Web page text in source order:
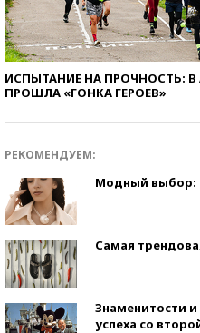
ИСПЫТАНИЕ НА ПРОЧНОСТЬ: В
ПРОШЛА «ГОНКА ГЕРОЕВ»
РЕКОМЕНДУЕМ:
Модный выбор:
Самая
Знаменитости
успеха со